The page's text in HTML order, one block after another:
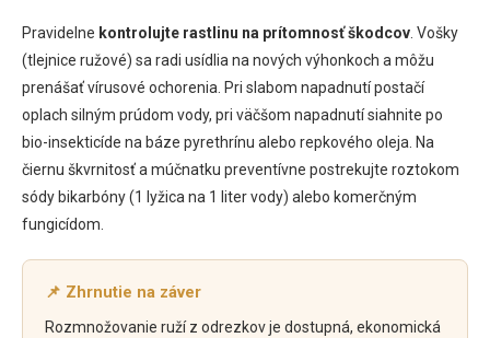
Pravidelne kontrolujte rastlinu na prítomnosť škodcov . Vošky
(tlejnice ružové) sa radi usídlia na nových výhonkoch a môžu
prenášať vírusové ochorenia. Pri slabom napadnutí postačí
oplach silným prúdom vody, pri väčšom napadnutí siahnite po
bio-insekticíde na báze pyrethrínu alebo repkového oleja. Na
čiernu škvrnitosť a múčnatku preventívne postrekujte roztokom
sódy bikarbóny (1 lyžica na 1 liter vody) alebo komerčným
fungicídom.
📌 Zhrnutie na záver
Rozmnožovanie ruží z odrezkov je dostupná, ekonomická